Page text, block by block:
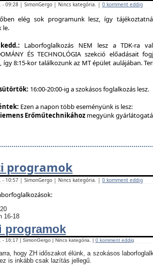
- 09:28 | SimonGergo | Nincs kategória. | 0 komment eddig
elég sok programunk lesz, így
le.
Laborfoglalkozás NEM lesz a TDK-ra
ÉS TECHNOLÓGIA szekció előadásait
így 8:15-kor találkozunk az MT épület aulájában.
16:00-20:00-ig a szokásos foglalkozás lesz.
Ezen a napon több eseményünk is lesz:
Erőműtechnikához megyünk
programok
- 10:57 | SimonGergo | Nincs kategória. | 0 komment eddig
16-18
programok
- 16:17 | SimonGergo | Nincs kategória. | 0 komment eddig
hogy ZH időszakot élünk, a szokásos
is inkább csak lazítás jellegű.